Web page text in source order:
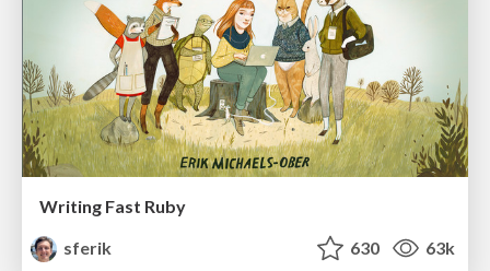
Writing Fast Ruby
sferik
630 63k